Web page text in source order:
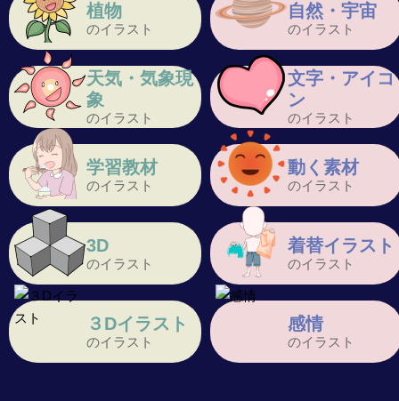
植物
のイラスト
自然・宇宙
のイラスト
天気・気象現
象
のイラスト
文字・アイコ
ン
のイラスト
学習教材
のイラスト
動く素材
のイラスト
3D
のイラスト
着替イラスト
のイラスト
３Dイラスト
のイラスト
感情
のイラスト